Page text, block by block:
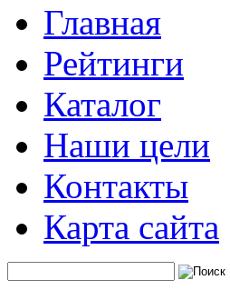
Главная
Рейтинги
Каталог
Наши цели
Контакты
Карта сайта